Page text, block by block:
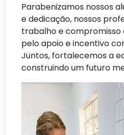
Parabenizamos nossos
e dedicação, nossos
trabalho e compromisso
pelo apoio e incentivo
Juntos, fortalecemos a
construindo um futuro